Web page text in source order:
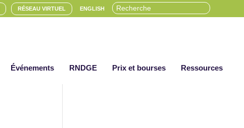
RÉSEAU VIRTUEL ENGLISH
Événements RNDGE Prix et bourses Ressources